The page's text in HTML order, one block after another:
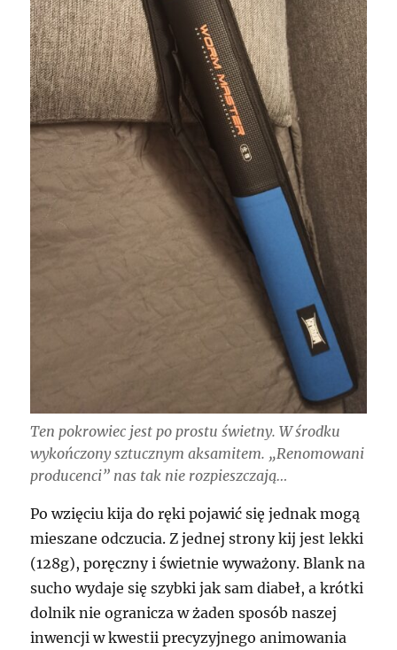
Ten pokrowiec jest po prostu świetny. W środku
wykończony sztucznym aksamitem. „Renomowani
producenci” nas tak nie rozpieszczają…
Po wzięciu kija do ręki pojawić się jednak mogą
mieszane odczucia. Z jednej strony kij jest lekki
(128g), poręczny i świetnie wyważony. Blank na
sucho wydaje się szybki jak sam diabeł, a krótki
dolnik nie ogranicza w żaden sposób naszej
inwencji w kwestii precyzyjnego animowania